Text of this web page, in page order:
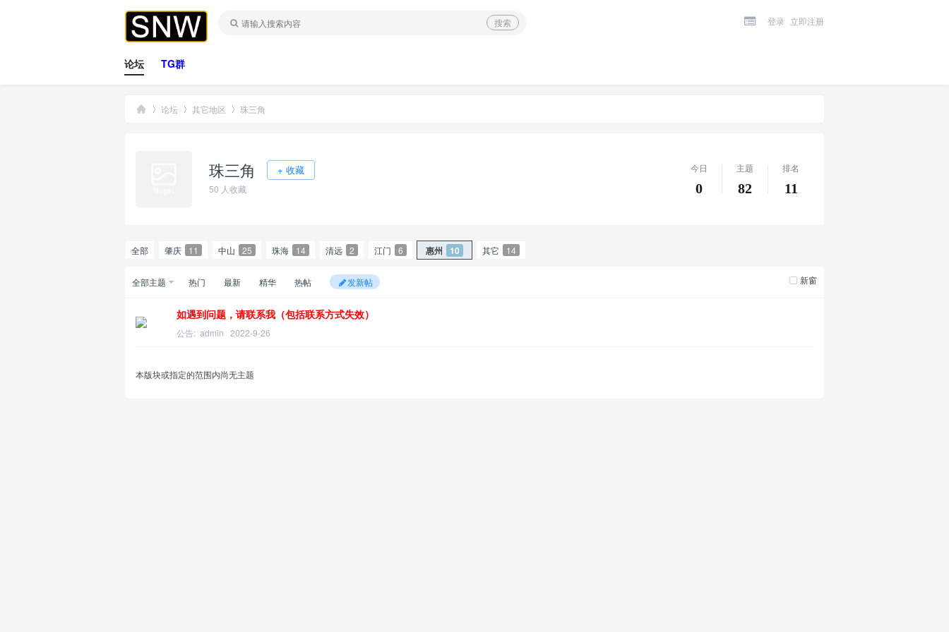
搜索 登录 立即注册
论坛 TG群
论坛 其它地区
›
珠三角
珠三角 + 收藏
50 人收藏
今日
0
主题
82
排名
11
全部 肇庆 11 中山 25 珠海 14 清远 2 江门 6 惠州 10 其它 14
全部主题 热门 最新 精华 热帖 发新帖 新窗
如遇到问题，请联系我（包括联系方式失效）
公告: admin 2022-9-26
本版块或指定的范围内尚无主题